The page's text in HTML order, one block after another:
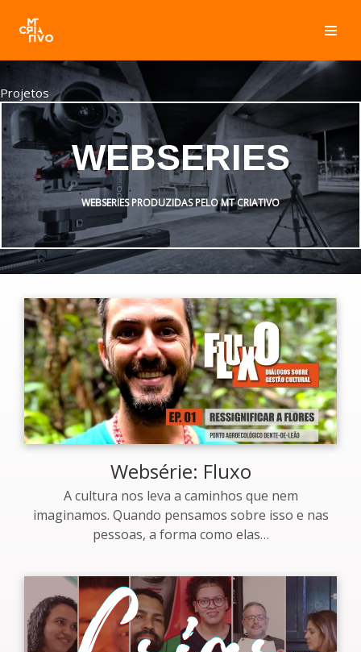
Pular
para
conteúdo
Projetos
WEBSERIES
WEBSERIES PRODUZIDAS PELO MT CRIATIVO
Websérie: Fluxo
A cultura nos leva a caminhos que nem
imaginamos. Quando pensamos sobre isso e nas
pessoas, a forma como elas…